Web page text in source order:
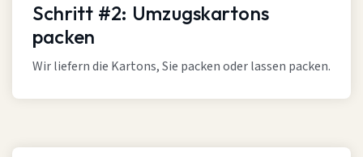
Schritt #2: Umzugskartons
packen
Wir liefern die Kartons, Sie packen oder lassen packen.